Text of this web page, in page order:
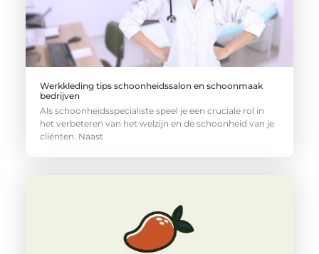
Werkkleding tips schoonheidssalon en schoonmaak
bedrijven
Als schoonheidsspecialiste speel je een cruciale rol in
het verbeteren van het welzijn en de schoonheid van je
cliënten. Naast